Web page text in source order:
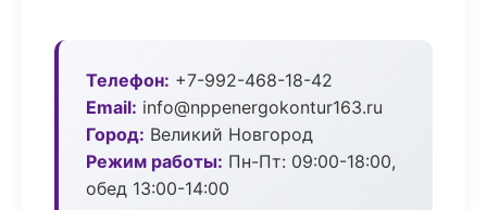
Телефон: +7-992-468-18-42
Email: info@nppenergokontur163.ru
Город: Великий Новгород
Режим работы: Пн-Пт: 09:00-18:00,
обед 13:00-14:00